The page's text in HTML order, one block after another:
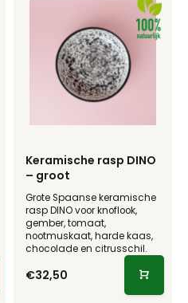
Keramische rasp DINO
– groot
Grote Spaanse keramische
rasp DINO voor knoflook,
gember, tomaat,
nootmuskaat, harde kaas,
chocolade en citrusschil.
€32,50